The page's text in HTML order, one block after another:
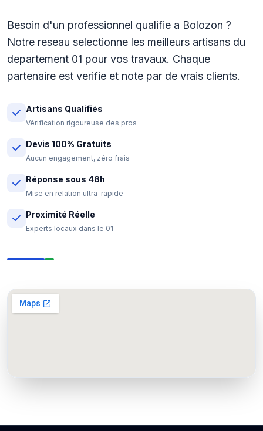
Besoin d'un professionnel qualifie a Bolozon ?
Notre reseau selectionne les meilleurs artisans du
departement 01 pour vos travaux. Chaque
partenaire est verifie et note par de vrais clients.
Artisans Qualifiés
Vérification rigoureuse des pros
Devis 100% Gratuits
Aucun engagement, zéro frais
Réponse sous 48h
Mise en relation ultra-rapide
Proximité Réelle
Experts locaux dans le 01